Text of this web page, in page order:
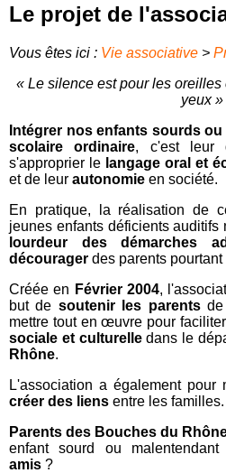
Le projet de
Vous êtes ici : Vie associative >
« Le silence est pour les
yeux »
Intégrer nos enfants sourds
scolaire ordinaire, c'est leur
s'approprier le langage oral et
et de leur autonomie en société.
En pratique, la réalisation de
jeunes enfants déficients
lourdeur des démarches
décourager des parents
Créée en Février 2004,
but de soutenir les parentsde
mettre tout en œuvre pour
sociale et culturelledans le
Rhône.
L'association a également pour
créer des liens entre les familles.
Parents des Bouches du
enfant sourd ou
amis ?